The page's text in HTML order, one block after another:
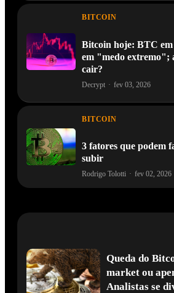
BITCOIN
Bitcoin hoje: BTC
em "medo extremo";
cair?
Decrypt · fev 03, 2026
BITCOIN
3 fatores que podem
subir
Rodrigo Tolotti · fev 02, 2026
Queda do
market ou
Analistas se